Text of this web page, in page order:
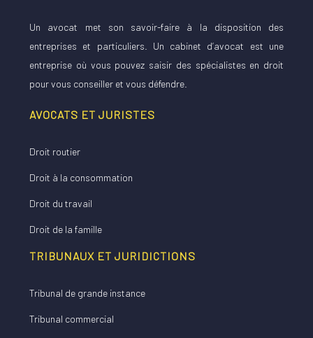
Un avocat met son savoir-faire à la disposition des
entreprises et particuliers. Un cabinet d’avocat est une
entreprise où vous pouvez saisir des spécialistes en droit
pour vous conseiller et vous défendre.
AVOCATS ET JURISTES
Droit routier
Droit à la consommation
Droit du travail
Droit de la famille
TRIBUNAUX ET JURIDICTIONS
Tribunal de grande instance
Tribunal commercial